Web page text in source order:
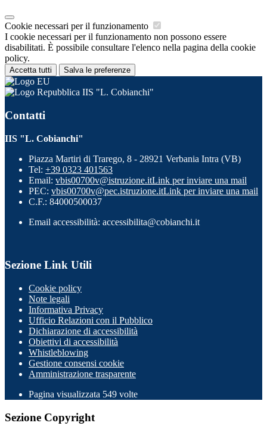
Cookie necessari per il funzionamento
I cookie necessari per il funzionamento non possono essere
disabilitati. È possibile consultare l'elenco nella pagina della cookie
policy.
Accetta tutti Salva le preferenze
IIS "L. Cobianchi"
Contatti
IIS "L. Cobianchi"
Piazza Martiri di Trarego, 8 - 28921 Verbania Intra (VB)
Tel: +39 0323 401563
Email: vbis00700v@istruzione.itLink per inviare una mail
PEC: vbis00700v@pec.istruzione.itLink per inviare una mail
C.F.: 84000500037
Email accessibilità: accessibilita@cobianchi.it
Sezione Link Utili
Cookie policy
Note legali
Informativa Privacy
Ufficio Relazioni con il Pubblico
Dichiarazione di accessibilità
Obiettivi di accessibilità
Whistleblowing
Gestione consensi cookie
Amministrazione trasparente
Pagina visualizzata 549 volte
Sezione Copyright